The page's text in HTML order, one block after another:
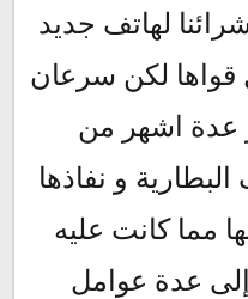
لهاتف جديد
قواها لكن سرعان
عدة اشهر من
و نفاذها
مما كانت عليه